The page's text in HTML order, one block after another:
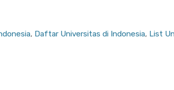
, Daftar Universitas di Indonesia, List